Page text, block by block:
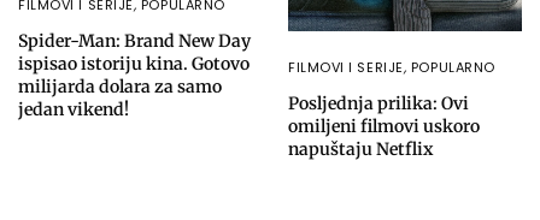
FILMOVI I SERIJE, POPULARNO
Spider-Man: Brand New Day
ispisao istoriju kina. Gotovo
milijarda dolara za samo
jedan vikend!
FILMOVI I SERIJE, POPULARNO
Posljednja prilika: Ovi
omiljeni filmovi uskoro
napuštaju Netflix